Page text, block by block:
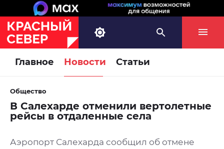
Главное Новости Статьи
Общество
В Салехарде отменили вертолетные
рейсы в отдаленные села
Аэропорт Салехарда сообщил об отмене